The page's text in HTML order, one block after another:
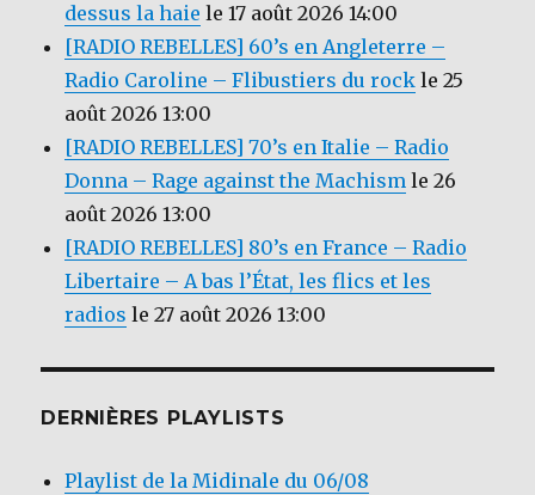
dessus la haie le 17 août 2026 14:00
[RADIO REBELLES] 60’s en Angleterre –
Radio Caroline – Flibustiers du rock le 25
août 2026 13:00
[RADIO REBELLES] 70’s en Italie – Radio
Donna – Rage against the Machism le 26
août 2026 13:00
[RADIO REBELLES] 80’s en France – Radio
Libertaire – A bas l’État, les flics et les
radios le 27 août 2026 13:00
DERNIÈRES PLAYLISTS
Playlist de la Midinale du 06/08